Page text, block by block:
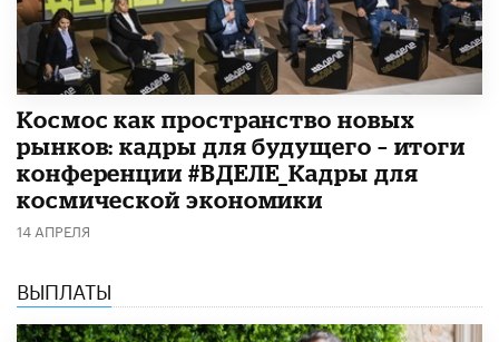
Космос как пространство новых
рынков: кадры для будущего – итоги
конференции #ВДЕЛЕ_Кадры для
космической экономики
14 АПРЕЛЯ
ВЫПЛАТЫ